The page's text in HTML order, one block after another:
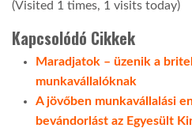
(Visited 1 times, 1 visits today)
Kapcsolódó Cikkek
Maradjatok – üzenik a
munkavállalóknak
A jövőben munkavállalási
bevándorlást az Egyesült